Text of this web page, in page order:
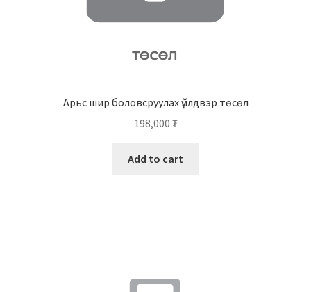
Арьс шир боловсруулах үйлдвэр төсөл
198,000 ₮
Add to cart